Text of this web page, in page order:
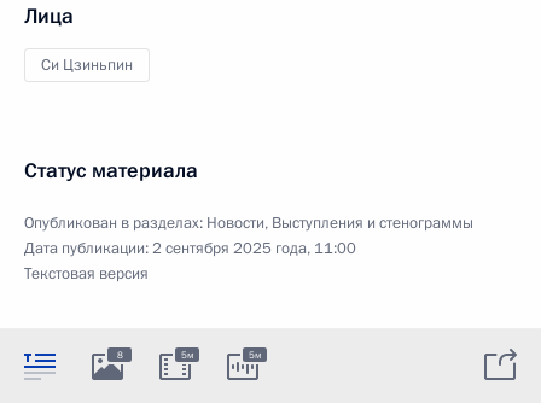
Лица
Си Цзиньпин
Статус материала
Опубликован в разделах: Новости, Выступления и стенограммы
Дата публикации:2 сентября 2025 года, 11:00
Текстовая версия
8 5м 5м